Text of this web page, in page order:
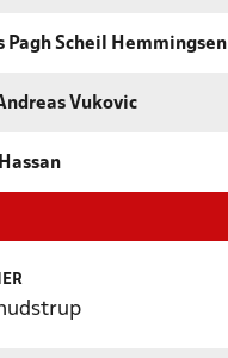
Pagh Scheil Hemmingsen
Vukovic